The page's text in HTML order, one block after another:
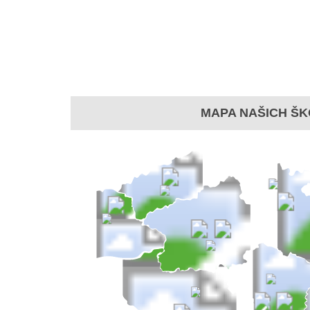
MAPA NAŠICH